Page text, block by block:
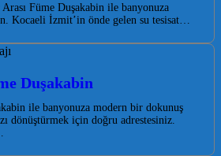
Füme Duşakabin ile banyonuza
Kocaeli İzmit’in önde gelen su tesisat…
Duşakabin
ile banyonuza modern bir dokunuş
dönüştürmek için doğru adrestesiniz.